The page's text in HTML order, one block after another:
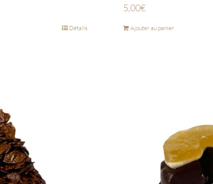
Détails
5,00€
Ajouter au panier